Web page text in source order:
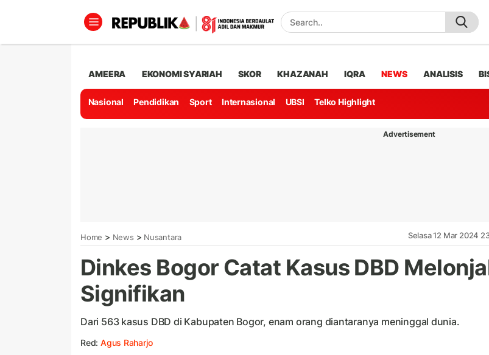
AMEERA EKONOMI SYARIAH SKOR KHAZANAH IQRA NEWS ANALISIS
Nasional Pendidikan Sport Internasional UBSI Telko Highlight
Advertisement
Home > News > Nusantara Selasa 12 Mar 2024
Dinkes Bogor Catat Kasus DBD
Signifikan
Dari 563 kasus DBD di Kabupaten Bogor, enam orang diantaranya meninggal dunia.
Red: Agus Raharjo